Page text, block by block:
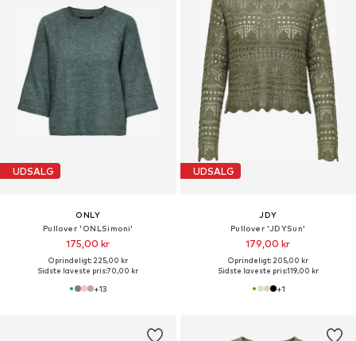
UDSALG
ONLY
Pullover 'ONLSimoni'
175,00 kr
Oprindeligt: 225,00 kr
Sidste laveste pris:70,00 kr
+13
UDSALG
JDY
Pullover 'JDYSun'
179,00 kr
Oprindeligt: 205,00 kr
Sidste laveste pris:119,00 kr
+1